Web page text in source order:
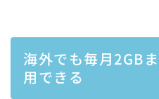
海外でも毎月2GB
用できる